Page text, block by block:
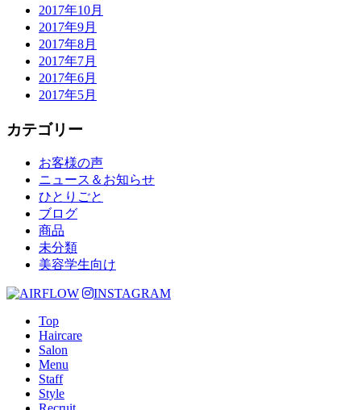
2017年10月
2017年9月
2017年8月
2017年7月
2017年6月
2017年5月
カテゴリー
お客様の声
ニュース＆お知らせ
ひとりごと
ブログ
商品
未分類
美容学生向け
INSTAGRAM
Top
Haircare
Salon
Menu
Staff
Style